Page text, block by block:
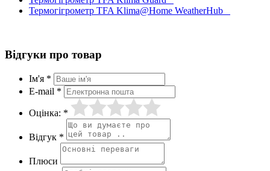
Термогігрометр TFA Klima@Home WeatherHub
Відгуки про товар
Ім'я *
E-mail *
Оцінка: *
Відгук *
Плюси